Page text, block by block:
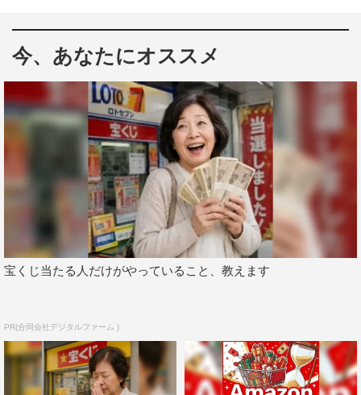
この番組は、世界の謎の“そもそも”をゼロから学んでいく
新感覚オカルトバラエティー。髙橋海人（King & Prince）
と津田篤宏（ダイアン）がMCを務め、ゲストには丹生明
里、遼河はるひ、無垢な探求心で一緒にミステリーに迫る
「子供隊員」が集結。さらに古代エジプト研究の専門家を
招き、クイズを交えながらアカデミックかつ楽しく世界の
謎を解き明かしていく。
最初のテーマは「UFO＆ツタンカーメン」。ツタンカーメ
ン以来100年以上ぶりに発見された「王様のお墓」の撮影
タンカーメンって誰？」「そもそもUFOがいる証拠はある
の？」そんな素朴な疑問を大切にしながら、世界の最新ミ
ステリーに体当たりで迫る。
今、あなたにオススメ
宝くじ当たる人だけがやっていること、教えます
PR(合同会社デジタルファーム )